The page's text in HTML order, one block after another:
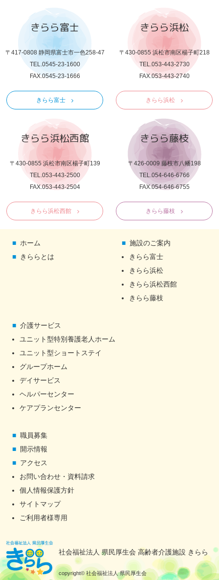
きらら富士
〒417-0808 静岡県富士市一色258-47
TEL.0545-23-1600
FAX.0545-23-1666
きらら富士
きらら浜松
〒430-0855 浜松市南区楊子町218
TEL.053-443-2730
FAX.053-443-2740
きらら浜松
きらら浜松西館
〒430-0855 浜松市南区楊子町139
TEL.053-443-2500
FAX.053-443-2504
きらら浜松西館
きらら藤枝
〒426-0009 藤枝市八幡198
TEL.054-646-6766
FAX.054-646-6755
きらら藤枝
ホーム
きららとは
施設のご案内
きらら富士
きらら浜松
きらら浜松西館
きらら藤枝
介護サービス
ユニット型特別養護老人ホーム
ユニット型ショートステイ
グループホーム
デイサービス
ヘルパーセンター
ケアプランセンター
職員募集
開示情報
アクセス
お問い合わせ・資料請求
個人情報保護方針
サイトマップ
ご利用者様専用
社会福祉法人 県民厚生会 高齢者介護施設 きらら
copyright© 社会福祉法人 県民厚生会